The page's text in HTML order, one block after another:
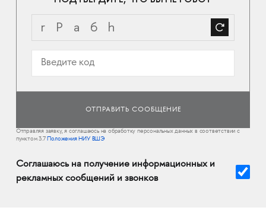
Отправляя заявку, я соглашаюсь на обработку персональных данных в соответствии с
пунктом 3.7
Положения НИУ ВШЭ
Соглашаюсь на получение информационных и
рекламных сообщений и звонков